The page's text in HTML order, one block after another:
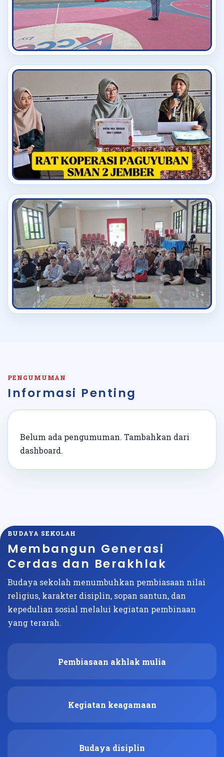
PENGUMUMAN
Informasi Penting
Belum ada pengumuman. Tambahkan dari
dashboard.
BUDAYA SEKOLAH
Membangun Generasi
Cerdas dan Berakhlak
Budaya sekolah menumbuhkan pembiasaan nilai
religius, karakter disiplin, sopan santun, dan
kepedulian sosial melalui kegiatan pembinaan
yang terarah.
Pembiasaan akhlak mulia
Kegiatan keagamaan
Budaya disiplin